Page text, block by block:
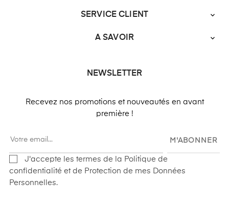
SERVICE CLIENT 
A SAVOIR 
NEWSLETTER
Recevez nos promotions et nouveautés en avant
première !
M'ABONNER
J'accepte les termes de la Politique de
confidentialité et de Protection de mes Données
Personnelles.